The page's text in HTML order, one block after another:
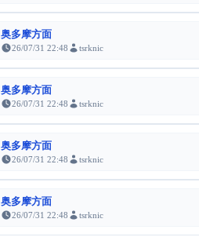
奥多摩方面
26/07/31 22:48 tsrknic
奥多摩方面
26/07/31 22:48 tsrknic
奥多摩方面
26/07/31 22:48 tsrknic
奥多摩方面
26/07/31 22:48 tsrknic